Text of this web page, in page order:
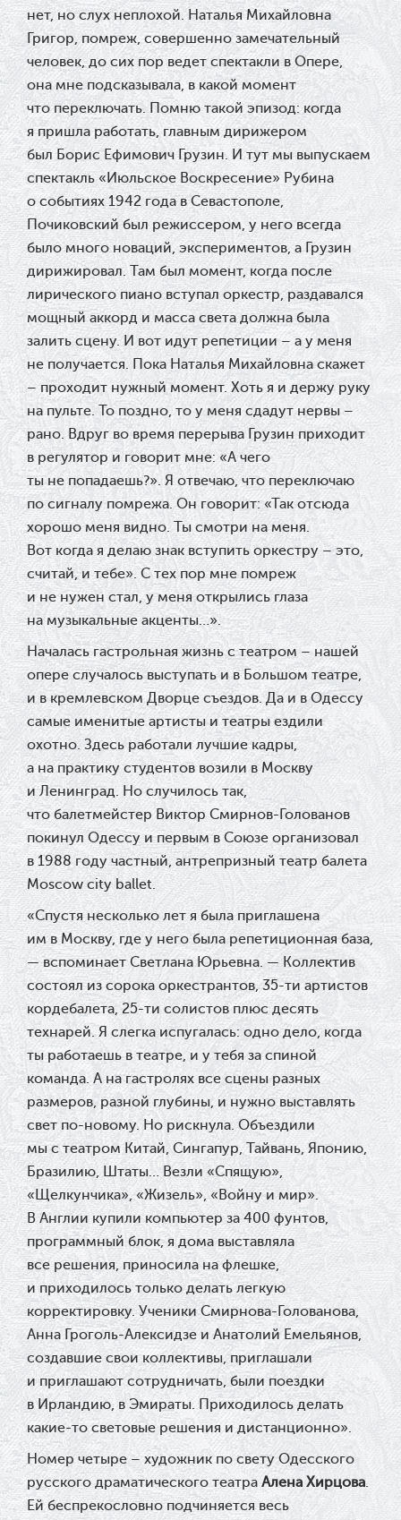
нет, но слух неплохой. Наталья Михайловна
Григор, помреж, совершенно замечательный
человек, до сих пор ведет спектакли в Опере,
она мне подсказывала, в какой момент
что переключать. Помню такой эпизод: когда
я пришла работать, главным дирижером
был Борис Ефимович Грузин. И тут мы выпускаем
спектакль «Июльское Воскресение» Рубина
о событиях 1942 года в Севастополе,
Почиковский был режиссером, у него всегда
было много новаций, экспериментов, а Грузин
дирижировал. Там был момент, когда после
лирического пиано вступал оркестр, раздавался
мощный аккорд и масса света должна была
залить сцену. И вот идут репетиции – а у меня
не получается. Пока Наталья Михайловна скажет
– проходит нужный момент. Хоть я и держу руку
на пульте. То поздно, то у меня сдадут нервы –
рано. Вдруг во время перерыва Грузин приходит
в регулятор и говорит мне: «А чего
ты не попадаешь?». Я отвечаю, что переключаю
по сигналу помрежа. Он говорит: «Так отсюда
хорошо меня видно. Ты смотри на меня.
Вот когда я делаю знак вступить оркестру – это,
считай, и тебе». С тех пор мне помреж
и не нужен стал, у меня открылись глаза
на музыкальные акценты…».
Началась гастрольная жизнь с театром – нашей
опере случалось выступать и в Большом театре,
и в кремлевском Дворце съездов. Да и в Одессу
самые именитые артисты и театры ездили
охотно. Здесь работали лучшие кадры,
а на практику студентов возили в Москву
и Ленинград. Но случилось так,
что балетмейстер Виктор Смирнов-Голованов
покинул Одессу и первым в Союзе организовал
в 1988 году частный, антрепризный театр балета
Moscow city ballet.
«Спустя несколько лет я была приглашена
им в Москву, где у него была репетиционная база,
— вспоминает Светлана Юрьевна. — Коллектив
состоял из сорока оркестрантов, 35-ти артистов
кордебалета, 25-ти солистов плюс десять
технарей. Я слегка испугалась: одно дело, когда
ты работаешь в театре, и у тебя за спиной
команда. А на гастролях все сцены разных
размеров, разной глубины, и нужно выставлять
свет по-новому. Но рискнула. Объездили
мы с театром Китай, Сингапур, Тайвань, Японию,
Бразилию, Штаты… Везли «Спящую»,
«Щелкунчика», «Жизель», «Войну и мир».
В Англии купили компьютер за 400 фунтов,
программный блок, я дома выставляла
все решения, приносила на флешке,
и приходилось только делать легкую
корректировку. Ученики Смирнова-Голованова,
Анна Гроголь-Алексидзе и Анатолий Емельянов,
создавшие свои коллективы, приглашали
и приглашают сотрудничать, были поездки
в Ирландию, в Эмираты. Приходилось делать
какие-то световые решения и дистанционно».
Номер четыре – художник по свету Одесского
русского драматического театраАлена Хирцова.
Ей беспрекословно подчиняется весь